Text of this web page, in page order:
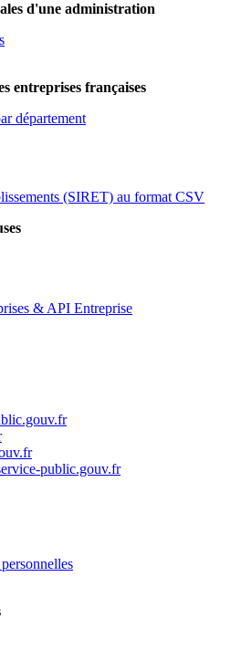
d'une administration
entreprises françaises
département
(SIRET) au format CSV
& API Entreprise
public.gouv.fr